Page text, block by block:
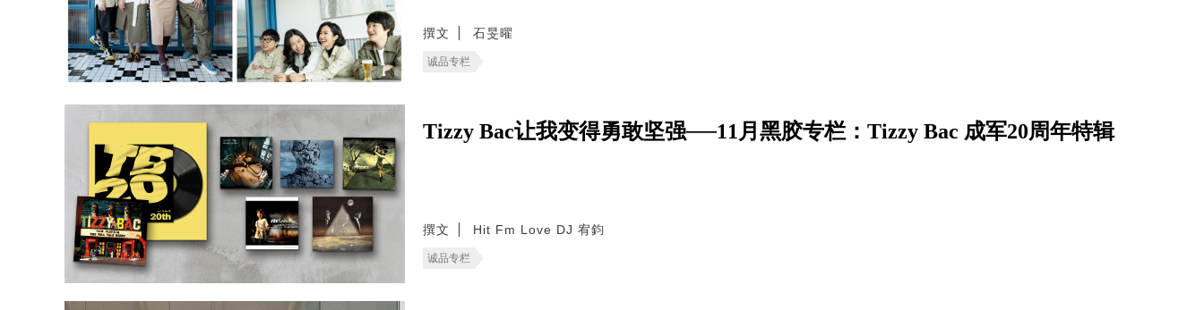
撰文 石旻曜
诚品专栏
Tizzy Bac让我变得勇敢坚强──11月黑胶专栏：Tizzy Bac 成军20周年特辑
撰文 Hit Fm Love DJ 宥鈞
诚品专栏